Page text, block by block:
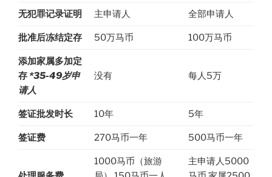
无犯罪记录证明 主申请人 全部申请人
批准后冻结定存 50万马币 100万马币
添加家属多加定
存 *35-49岁申
请人
没有 每人5万
签证批发时长 10年 5年
签证费 270马币一年 500马币一年
1000马币（旅游
主申请人5000